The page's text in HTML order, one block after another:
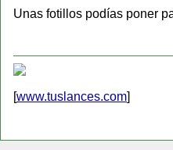
Unas fotillos podías poner
[www.tuslances.com]